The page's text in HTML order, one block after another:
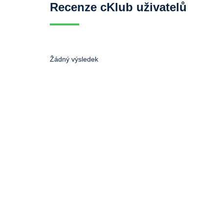
Recenze cKlub uživatelů
Žádný výsledek